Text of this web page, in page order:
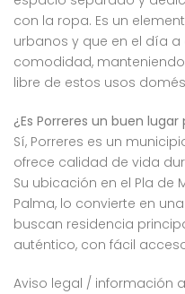
con la ropa. Es un
urbanos y que en el día
comodidad,
libre de estos usos
¿Es Porreres un buen
Sí, Porreres es un
ofrece calidad de vida
Su ubicación en el Pla de
Palma, lo convierte en
buscan residencia
auténtico, con fácil
Aviso legal / información